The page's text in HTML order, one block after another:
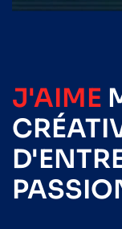
J'AIME